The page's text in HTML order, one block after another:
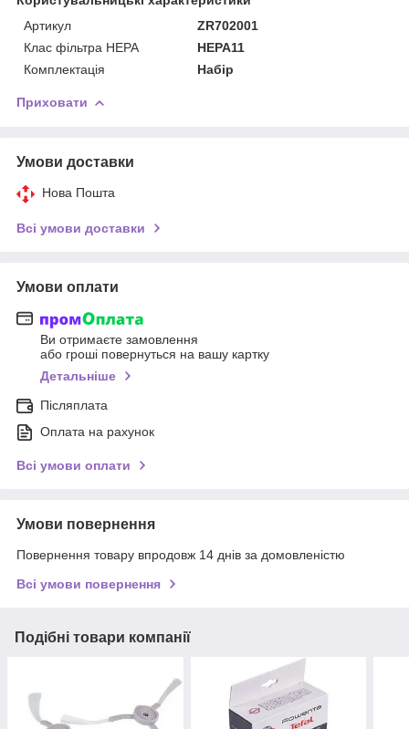
Артикул
ZR702001
Клас фільтра HEPA
HEPA11
Комплектація
Набір
Приховати
Умови доставки
Нова Пошта
Всі умови доставки
Умови оплати
Ви отримаєте замовлення
або гроші повернуться на вашу картку
Детальніше
Післяплата
Оплата на рахунок
Всі умови оплати
Умови повернення
Повернення товару впродовж 14 днів за домовленістю
Всі умови повернення
Подібні товари компанії